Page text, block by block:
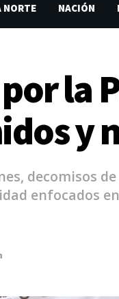
NORTE NACIÓN
la
y
decomisos
enfocados